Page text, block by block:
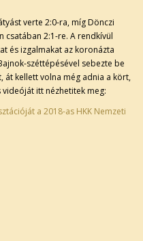
verte 2:0-ra, míg Dönczi
csatában 2:1-re. A rendkívül
és izgalmakat az koronázta
széttépésével sebezte be
át kellett volna még adnia a kört,
itt nézhetitek meg:
a 2018-as HKK Nemzeti